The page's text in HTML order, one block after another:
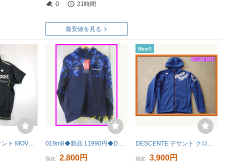
0
21時間
最安値を見る
DESCENTE デサント MOVE SPORT DAT-1205 ジャージジャケット ブラック 半袖 Mサイズ 019m8◆新品 11990円◆DESCENTE デサント MVSP. MOVE SPORTS ムーブスポーツ カモフラージュ ジャージパーカー ジャケット M/ポロシャツ
現在 2,800円
New!!
DESCENTE デサント クロスジャケット エアリー トランスファー フルジップ Move Sport ムーブスポーツ DMMPJF14 美品 ブルー サイズO _J15
現在 3,900円